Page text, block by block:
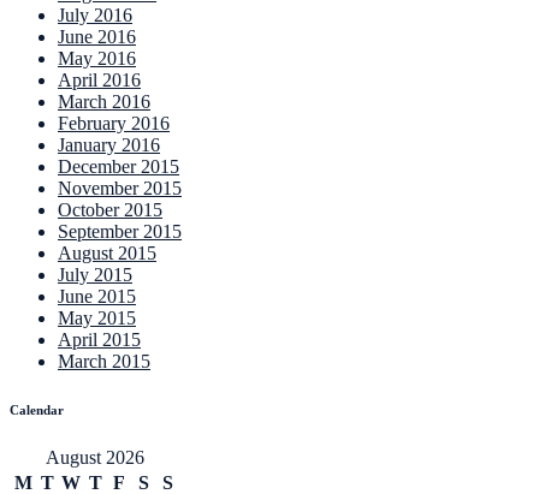
July 2016
June 2016
May 2016
April 2016
March 2016
February 2016
January 2016
December 2015
November 2015
October 2015
September 2015
August 2015
July 2015
June 2015
May 2015
April 2015
March 2015
Calendar
August 2026
M T W T F S
S